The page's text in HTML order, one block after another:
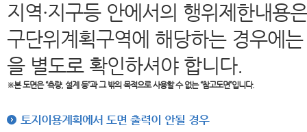
지역·지구등 안에서의 행위제한내용
구단위계획구역에 해당하는 경우에
을 별도로 확인하셔야 합니다.
※본 도면은“측량, 설계 등”과 그 밖의 목적으로 사용할 수 없는 “참고도면”입니다.
토지이용계획에서 도면 출력이 안될 경우